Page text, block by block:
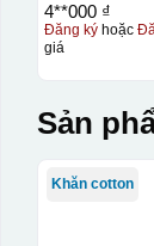
4**000 ₫
Đăng kýhoặc
giá
Sản
Khăn cotton